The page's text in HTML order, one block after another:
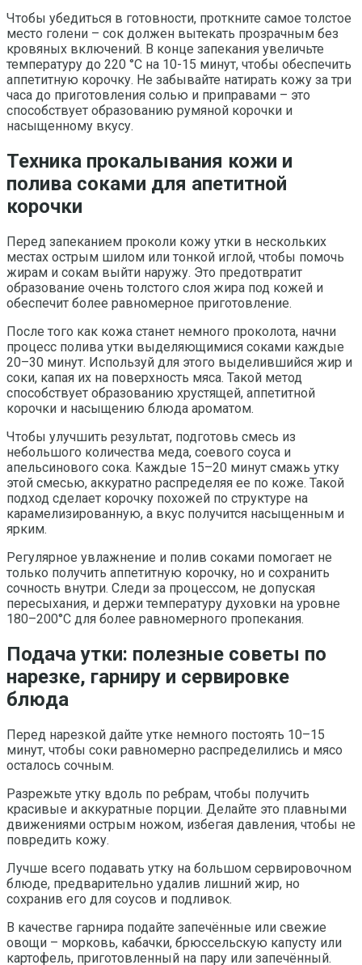
Чтобы убедиться в готовности, проткните самое толстое
место голени – сок должен вытекать прозрачным без
кровяных включений. В конце запекания увеличьте
температуру до 220 °C на 10-15 минут, чтобы обеспечить
аппетитную корочку. Не забывайте натирать кожу за три
часа до приготовления солью и приправами – это
способствует образованию румяной корочки и
насыщенному вкусу.
Техника прокалывания кожи и
полива соками для апетитной
корочки
Перед запеканием проколи кожу утки в нескольких
местах острым шилом или тонкой иглой, чтобы помочь
жирам и сокам выйти наружу. Это предотвратит
образование очень толстого слоя жира под кожей и
обеспечит более равномерное приготовление.
После того как кожа станет немного проколота, начни
процесс полива утки выделяющимися соками каждые
20–30 минут. Используй для этого выделившийся жир и
соки, капая их на поверхность мяса. Такой метод
способствует образованию хрустящей, аппетитной
корочки и насыщению блюда ароматом.
Чтобы улучшить результат, подготовь смесь из
небольшого количества меда, соевого соуса и
апельсинового сока. Каждые 15–20 минут смажь утку
этой смесью, аккуратно распределяя ее по коже. Такой
подход сделает корочку похожей по структуре на
карамелизированную, а вкус получится насыщенным и
ярким.
Регулярное увлажнение и полив соками помогает не
только получить аппетитную корочку, но и сохранить
сочность внутри. Следи за процессом, не допуская
пересыхания, и держи температуру духовки на уровне
180–200°C для более равномерного пропекания.
Подача утки: полезные советы по
нарезке, гарниру и сервировке
блюда
Перед нарезкой дайте утке немного постоять 10–15
минут, чтобы соки равномерно распределились и мясо
осталось сочным.
Разрежьте утку вдоль по ребрам, чтобы получить
красивые и аккуратные порции. Делайте это плавными
движениями острым ножом, избегая давления, чтобы не
повредить кожу.
Лучше всего подавать утку на большом сервировочном
блюде, предварительно удалив лишний жир, но
сохранив его для соусов и подливок.
В качестве гарнира подайте запечённые или свежие
овощи – морковь, кабачки, брюссельскую капусту или
картофель, приготовленный на пару или запечённый.